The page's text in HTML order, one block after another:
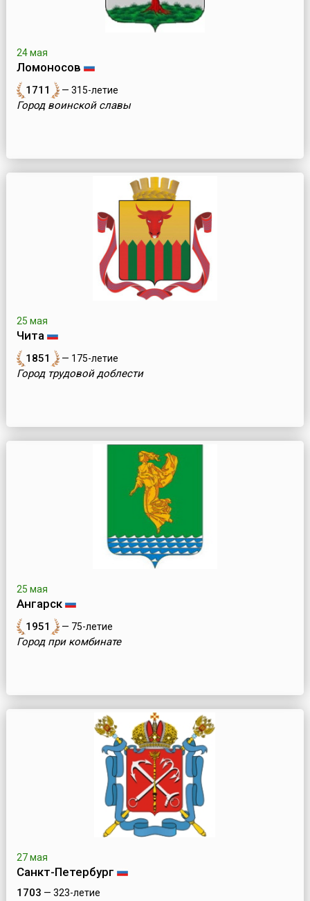
24 мая
Ломоносов
1711 — 315-летие
Город воинской славы
25 мая
Чита
1851 — 175-летие
Город трудовой доблести
25 мая
Ангарск
1951 — 75-летие
Город при комбинате
27 мая
Санкт-Петербург
1703 — 323-летие